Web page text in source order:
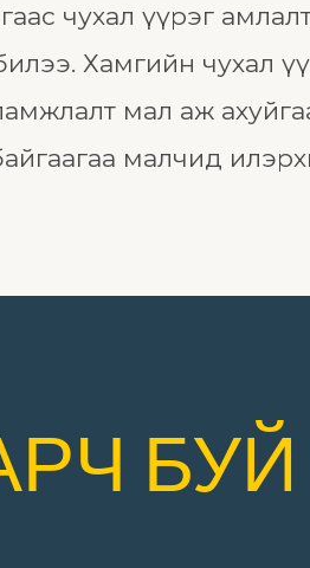
чухал үүрэг
Хамгийн чухал
мал аж
малчид